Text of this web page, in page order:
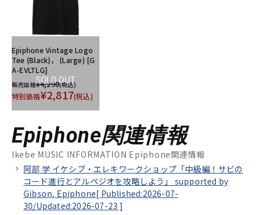
SOLD OUT
Epiphone Vintage Logo
Tee (Black)， (Large) [G
A-EVLTLG]
販売価格¥4,290(税込)
特別価格¥2,817(税込)
Epiphone関連情報
Ikebe MUSIC INFORMATION Epiphone関連情報
阿部 学 イケシブ・エレキワークショップ「中級編！サビの
コード進行とアルペジオを攻略しよう」 supported by
Gibson, Epiphone[ Published:2026-07-
30/Updated:2026-07-23 ]